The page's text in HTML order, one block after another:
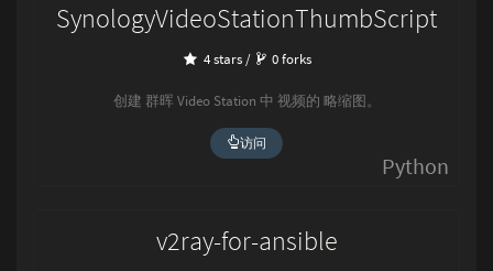
Python
SynologyVideoStationThumbScript
4 stars / 0 forks
创建 群晖 Video Station 中 视频的 略缩图。
访问
v2ray-for-ansible